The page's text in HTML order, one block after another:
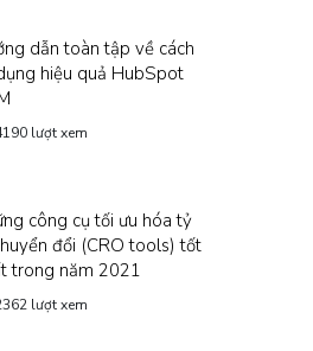
dẫn toàn tập về cách
hiệu quả HubSpot
lượt xem
công cụ tối ưu hóa tỷ
đổi (CRO tools) tốt
trong năm 2021
lượt xem